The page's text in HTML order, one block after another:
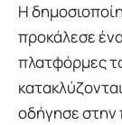
Η
προκάλεσε
πλατφόρμες
οδήγησε στην